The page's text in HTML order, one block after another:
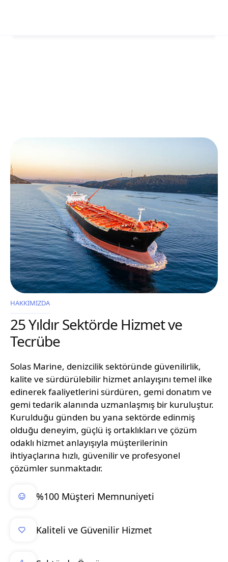
HAKKIMIZDA
25 Yıldır Sektörde Hizmet ve
Tecrübe
Solas Marine, denizcilik sektöründe güvenilirlik,
kalite ve sürdürülebilir hizmet anlayışını temel ilke
edinerek faaliyetlerini sürdüren, gemi donatım ve
gemi tedarik alanında uzmanlaşmış bir kuruluştur.
Kurulduğu günden bu yana sektörde edinmiş
olduğu deneyim, güçlü iş ortaklıkları ve çözüm
odaklı hizmet anlayışıyla müşterilerinin
ihtiyaçlarına hızlı, güvenilir ve profesyonel
çözümler sunmaktadır.
%100 Müşteri Memnuniyeti
Kaliteli ve Güvenilir Hizmet